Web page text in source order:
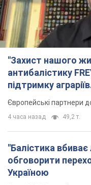
"Захист нашого
антибалістику
підтримку
Європейські партнери
4 часа назад 49,2 т.
"Балістика
обговорити
Україною